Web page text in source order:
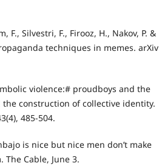
F., Silvestri, F., Firooz, H., Nakov, P. &
techniques in memes. arXiv
violence:# proudboys and the
construction of collective identity.
485-504.
is nice but nice men don’t make
Cable, June 3.